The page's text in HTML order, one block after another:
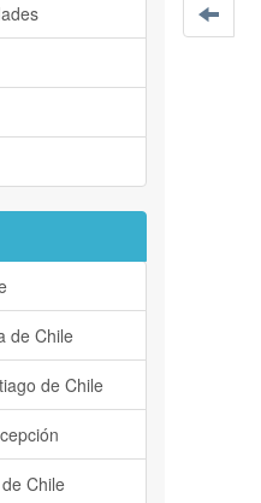
de Chile
de Chile
Chile